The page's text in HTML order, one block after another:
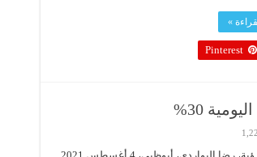
»
Pinterest
30%